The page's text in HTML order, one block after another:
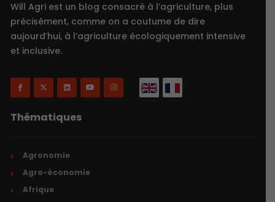
Will Agri est un blog consacré à l’agriculture, plus
précisément, comme on a coutume de dire
aujourd’hui, à l’agriculture écologiquement intensive
et inclusive.
Thématiques
Agronomie
Agro-économie
Afrique